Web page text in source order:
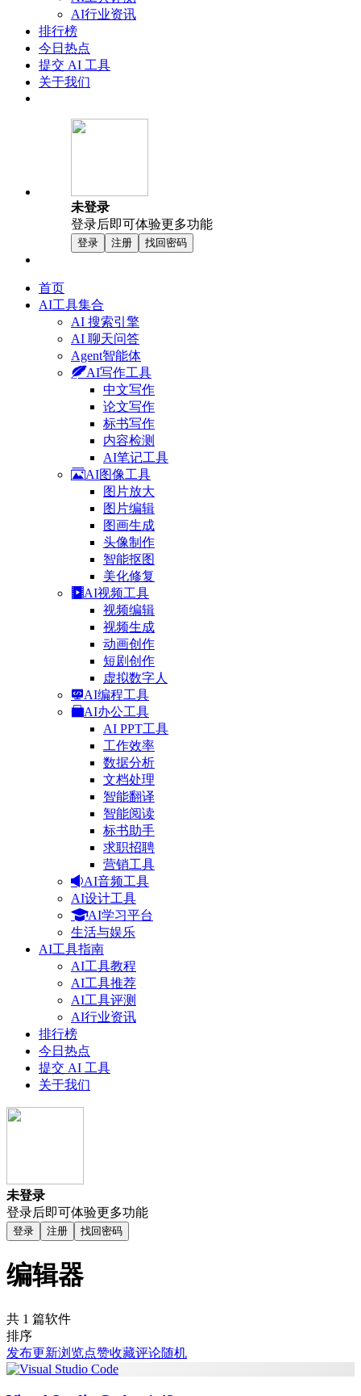
AI行业资讯
排行榜
今日热点
提交 AI 工具
关于我们
未登录
登录后即可体验更多功能
登录 注册 找回密码
首页
AI工具集合
AI 搜索引擎
AI 聊天问答
Agent智能体
AI写作工具
中文写作
论文写作
标书写作
内容检测
AI笔记工具
AI图像工具
图片放大
图片编辑
图画生成
头像制作
智能抠图
美化修复
AI视频工具
视频编辑
视频生成
动画创作
短剧创作
虚拟数字人
AI编程工具
AI办公工具
AI PPT工具
工作效率
数据分析
文档处理
智能翻译
智能阅读
标书助手
求职招聘
营销工具
AI音频工具
AI设计工具
AI学习平台
生活与娱乐
AI工具指南
AI工具教程
AI工具推荐
AI工具评测
AI行业资讯
排行榜
今日热点
提交 AI 工具
关于我们
未登录
登录后即可体验更多功能
登录 注册 找回密码
编辑器
共 1 篇软件
排序
发布更新浏览点赞收藏评论随机